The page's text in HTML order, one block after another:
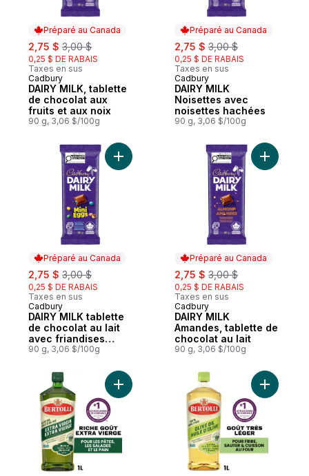
Préparé au Canada
sale:
2,75 $ , formerly:
3,00 $
0,25 $ DE RABAIS
Taxes en sus
Préparé au Canada
Cadbury
DAIRY MILK, tablette
de chocolat aux
fruits et aux noix
90 g, 3,06 $/100g
Préparé au Canada
sale:
2,75 $ , formerly:
3,00 $
0,25 $ DE RABAIS
Taxes en sus
Préparé au Canada
Cadbury
DAIRY MILK
Noisettes avec
noisettes hachées
90 g, 3,06 $/100g
Préparé au Canada
sale:
2,75 $ , formerly:
3,00 $
0,25 $ DE RABAIS
Taxes en sus
Préparé au Canada
Cadbury
DAIRY MILK tablette
de chocolat au lait
avec friandises
CADBURY Mini Eggs
90 g, 3,06 $/100g
Ajouter DAIRY MILK tablette de chocolat
Préparé au Canada
sale:
2,75 $ , formerly:
3,00 $
0,25 $ DE RABAIS
Taxes en sus
Préparé au Canada
Cadbury
DAIRY MILK
Amandes, tablette de
chocolat au lait
90 g, 3,06 $/100g
Ajouter
Ajouter Huile d’olive extra vierge au goût
Ajouter